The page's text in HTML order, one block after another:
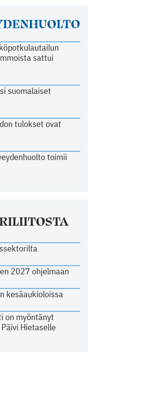
sattui
suomalaiset
tulokset ovat
toimii
2027 ohjelmaan
kesäaukioloissa
on myöntänyt
Hietaselle